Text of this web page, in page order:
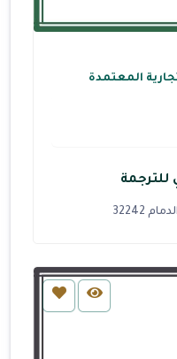
المعتمدة
للترجمة